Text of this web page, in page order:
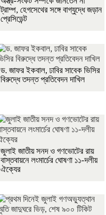
ট্রাম্প, হেগসেথের সঙ্গে বাগ্‌যুদ্ধে জড়ান
প্রেসিডেন্ট
ড. জাফর ইকবাল, ঢাবির সাবেক ভিসির
বিরুদ্ধে তদন্ত প্রতিবেদন দাখিল
জুলাই জাতীয় সনদ ও গণভোটের রায়
বাস্তবায়নে লংমার্চের ঘোষণা ১১-দলীয়
ঐক্যের